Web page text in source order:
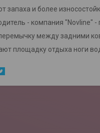
запаха и более
- компания "Novline"
между задними
площадку отдыха ноги